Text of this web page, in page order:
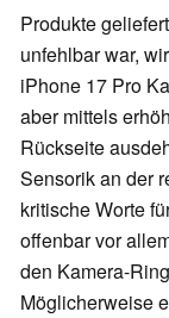
Produkte
unfehlbar war,
iPhone 17 Pro
aber mittels
Rückseite
Sensorik an der
kritische Worte
offenbar vor
den Kamera-
Möglicherweise